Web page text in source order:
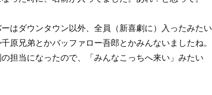
はダウンタウン以外、全員（新喜劇に）入ったみたい
原兄弟とかバッファロー吾郎とかみんないましたね。
担当になったので、「みんなこっちへ来い」みたい